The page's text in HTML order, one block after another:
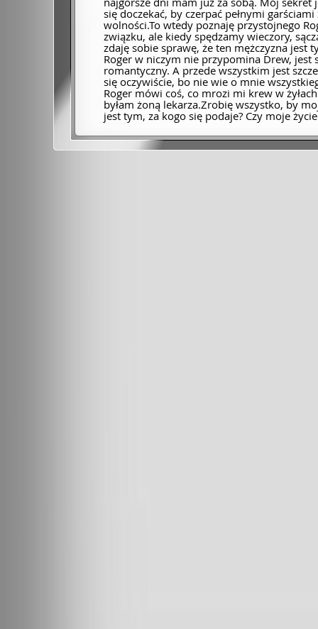
się doczekać, by czerpać pełnymi
wolności.To wtedy poznaję przystojnego
związku, ale kiedy spędzamy wieczory,
zdaję sobie sprawę, że ten mężczyzna jest
Roger w niczym nie przypomina Drew, jest
romantyczny. A przede wszystkim jest
się oczywiście, bo nie wie o mnie
Roger mówi coś, co mrozi mi krew w
byłam żoną lekarza.Zrobię wszystko, by
jest tym, za kogo się podaje? Czy moje